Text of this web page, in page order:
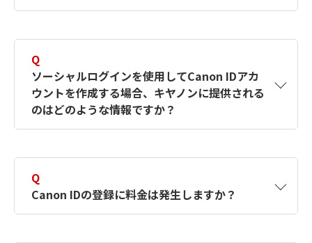
す。詳しい作成方法は【カメラ】Canon IDとは
何ですか？Canon IDの作成方法は？をご確認く
ださい。
Q
ソーシャルログインを使用してCanon IDアカ
ウントを作成する場合、キヤノンに提供される
のはどのような情報ですか？
択したサービスから取得します。アカウントを
簡単に作成できるように、この情報を使用して
Canon IDの登録フォームを入力します。
Q
Canon IDの登録に料金は発生しますか？